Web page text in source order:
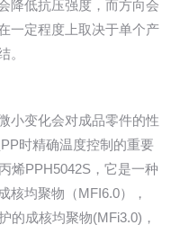
降低抗压强度，而方向会
一定程度上取决于单个产
。
小变化会对成品零件的性
时精确温度控制的重要
烯PPH5042S，它是一种
核均聚物（MFI6.0），
的成核均聚物(MFi3.0)，